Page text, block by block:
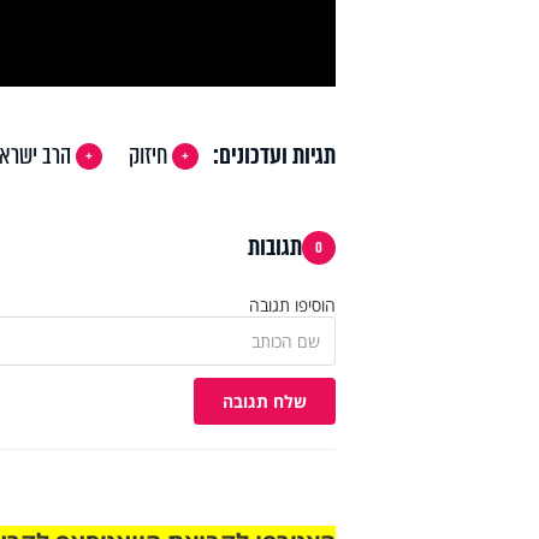
תגיות ועדכונים: חיזוק הרב
0 תגובות
הוסיפו תגובה
שלח תגובה